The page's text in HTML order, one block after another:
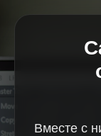
Вместе с